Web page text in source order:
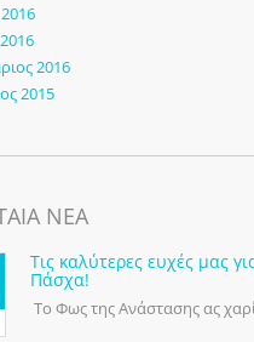
2016
2015
ΝΕΑ
Τις καλύτερες ευχές μας
Πάσχα!
Το Φως της Ανάστασης ας